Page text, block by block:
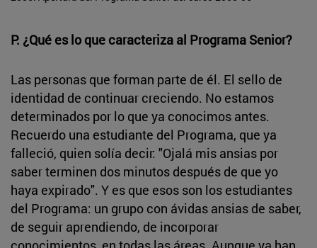
P. ¿Qué es lo que caracteriza al Programa Senior?
Las personas que forman parte de él. El sello de
identidad de continuar creciendo. No estamos
determinados por lo que ya conocimos antes.
Recuerdo una estudiante del Programa, que ya
falleció, quien solía decir: "Ojalá mis ansias por
saber terminen dos minutos después de que yo
haya expirado". Y es que esos son los estudiantes
del Programa: un grupo con ávidas ansias de saber,
de seguir aprendiendo, de incorporar